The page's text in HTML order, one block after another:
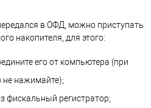
в ОФД, можно приступать
накопителя, для этого:
его от компьютера (при
не нажимайте);
фискальный регистратор;